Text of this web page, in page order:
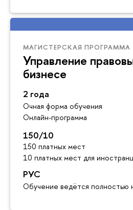
МАГИСТЕРСКАЯ ПРОГРАММА
Управление
бизнесе
2 года
Очная форма обучения
Онлайн-программа
150/10
150 платных мест
10 платных мест для
РУС
Обучение ведётся полностью